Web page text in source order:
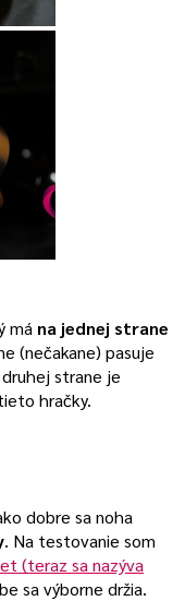
má na jednej strane
(nečakane) pasuje
strane je
hračky.
dobre sa noha
. Na testovanie som
(teraz sa nazýva
sa výborne držia.